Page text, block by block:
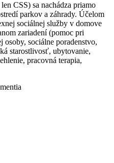
CSS) sa nachádza priamo
parkov a záhrady. Účelom
sociálnej služby v domove
zariadení (pomoc pri
sociálne poradenstvo,
starostlivosť, ubytovanie,
pracovná terapia,